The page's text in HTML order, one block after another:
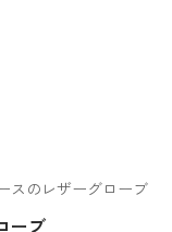
スのレザーグローブ
ーブ